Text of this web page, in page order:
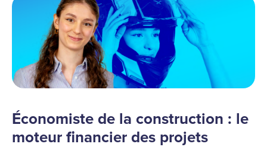
Économiste de la construction : le
moteur financier des projets